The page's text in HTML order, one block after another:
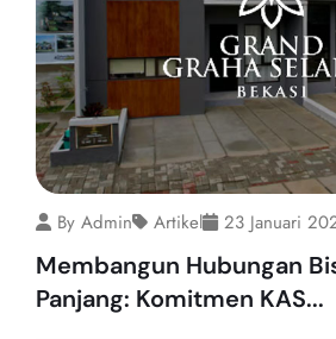
By Admin Artikel 23 Januari
Membangun Hubungan
Panjang: Komitmen KAS...